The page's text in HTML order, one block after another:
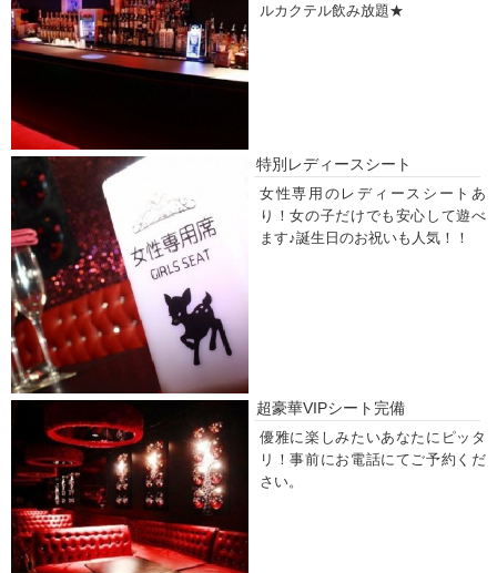
ルカクテル飲み放題★
特別レディースシート
女性専用のレディースシートあ
り！女の子だけでも安心して遊べ
ます♪誕生日のお祝いも人気！！
超豪華VIPシート完備
優雅に楽しみたいあなたにピッタ
リ！事前にお電話にてご予約くだ
さい。